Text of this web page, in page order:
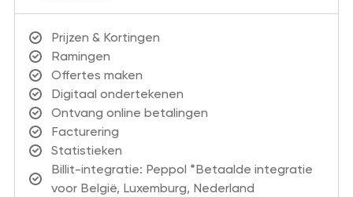
Prijzen & Kortingen
Ramingen
Offertes maken
Digitaal ondertekenen
Ontvang online betalingen
Facturering
Statistieken
Billit-integratie: Peppol *Betaalde integratie
voor België, Luxemburg, Nederland